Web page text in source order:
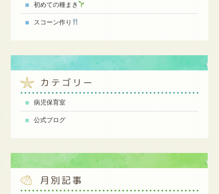
初めての種まき
スコーン作り
カテゴリー
病児保育室
公式ブログ
月別記事